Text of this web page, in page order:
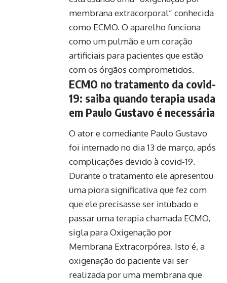
membrana extracorporal” conhecida
como ECMO. O aparelho funciona
como um pulmão e um coração
artificiais para pacientes que estão
com os órgãos comprometidos.
ECMO no tratamento da covid-
19: saiba quando terapia usada
em Paulo Gustavo é necessária
O ator e comediante Paulo Gustavo
foi internado no dia 13 de março, após
complicações devido à covid-19.
Durante o tratamento ele apresentou
uma piora significativa que fez com
que ele precisasse ser intubado e
passar uma terapia chamada ECMO,
sigla para Oxigenação por
Membrana Extracorpórea. Isto é, a
oxigenação do paciente vai ser
realizada por uma membrana que